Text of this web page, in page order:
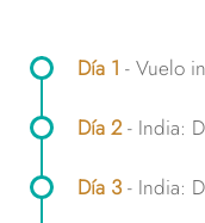
Día 1 - Vuelo
Día 2- India:
Día 3- India: